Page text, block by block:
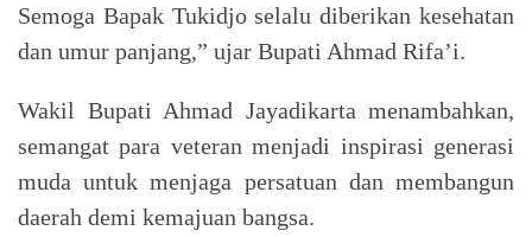
Semoga Bapak Tukidjo selalu diberikan kesehatan
dan umur panjang,” ujar Bupati Ahmad Rifa’i.
Wakil Bupati Ahmad Jayadikarta menambahkan,
semangat para veteran menjadi inspirasi generasi
muda untuk menjaga persatuan dan membangun
daerah demi kemajuan bangsa.